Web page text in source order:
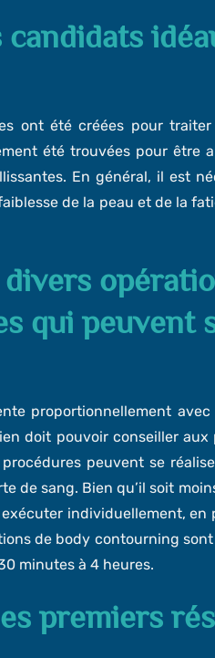
candidats
ont été créées pour
été trouvées pour
En général, il est
de la peau et de la
qui peuvent
proportionnellement
doit pouvoir conseiller
peuvent se
de sang. Bien qu’il soit
individuellement,
de body contourning
minutes à 4 heures.
premiers